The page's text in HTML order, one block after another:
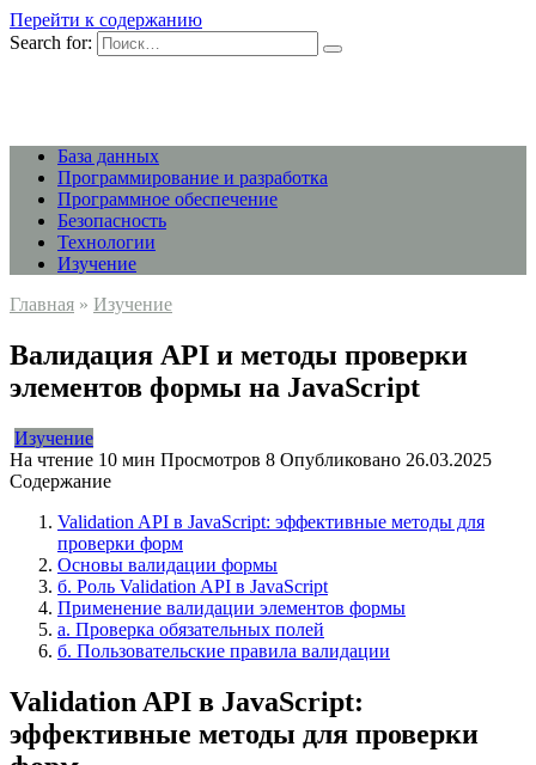
Перейти к содержанию
Search for:
База данных
Программирование и разработка
Программное обеспечение
Безопасность
Технологии
Изучение
Главная » Изучение
Валидация API и методы проверки
элементов формы на JavaScript
Изучение
На чтение 10 мин Просмотров 8 Опубликовано 26.03.2025
Содержание
Validation API в JavaScript: эффективные методы для
проверки форм
Основы валидации формы
б. Роль Validation API в JavaScript
Применение валидации элементов формы
а. Проверка обязательных полей
б. Пользовательские правила валидации
Validation API в JavaScript:
эффективные методы для проверки